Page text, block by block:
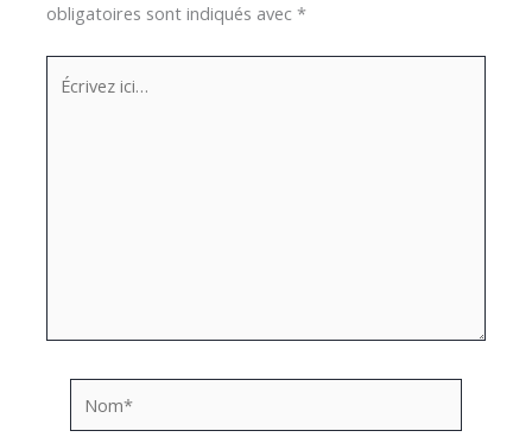
obligatoires sont indiqués avec*